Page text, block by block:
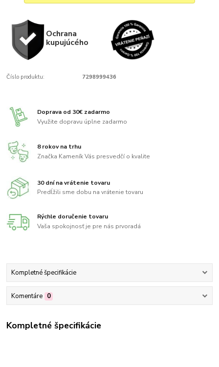
Ochrana
kupujúcého
Číslo produktu: 7298999436
Doprava od 30€ zadarmo
Využite dopravu úplne zadarmo
8 rokov na trhu
Značka Kameník Vás presvedčí o kvalite
30 dní na vrátenie tovaru
Predĺžili sme dobu na vrátenie tovaru
Rýchle doručenie tovaru
Vaša spokojnosť je pre nás prvoradá
Kompletné špecifikácie
Komentáre 0
Kompletné špecifikácie